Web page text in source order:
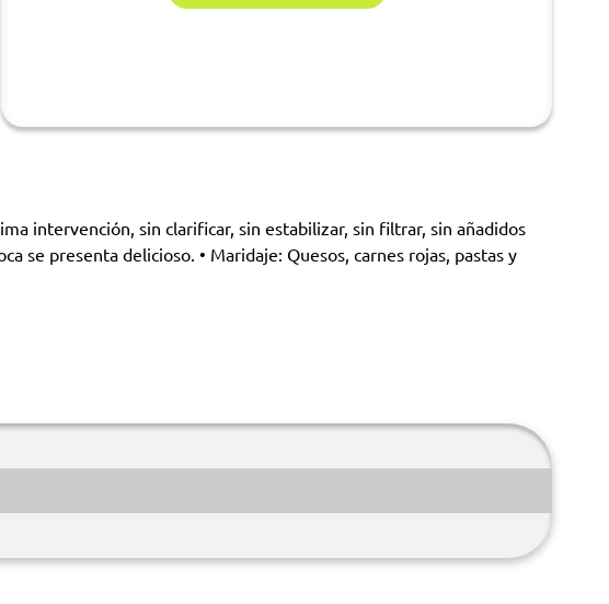
intervención, sin clarificar, sin estabilizar, sin filtrar, sin añadidos
se presenta delicioso. • Maridaje: Quesos, carnes rojas, pastas y